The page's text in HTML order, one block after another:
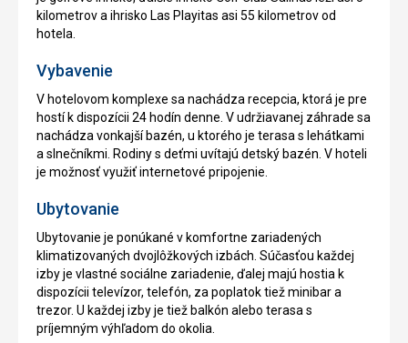
kilometrov a ihrisko Las Playitas asi 55 kilometrov od
hotela.
Vybavenie
V hotelovom komplexe sa nachádza recepcia, ktorá je pre
hostí k dispozícii 24 hodín denne. V udržiavanej záhrade sa
nachádza vonkajší bazén, u ktorého je terasa s lehátkami
a slnečníkmi. Rodiny s deťmi uvítajú detský bazén. V hoteli
je možnosť využiť internetové pripojenie.
Ubytovanie
Ubytovanie je ponúkané v komfortne zariadených
klimatizovaných dvojlôžkových izbách. Súčasťou každej
izby je vlastné sociálne zariadenie, ďalej majú hostia k
dispozícii televízor, telefón, za poplatok tiež minibar a
trezor. U každej izby je tiež balkón alebo terasa s
príjemným výhľadom do okolia.